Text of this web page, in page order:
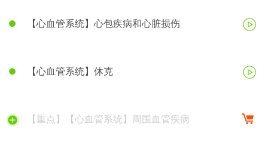
【心血管系统】心包疾病和心脏损伤
【心血管系统】休克
【重点】【心血管系统】周围血管疾病